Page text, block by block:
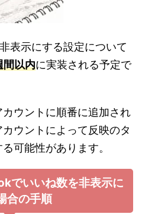
表示にする設定について
間以内に実装される予定で
ウントに順番に追加され
ウントによって反映のタ
可能性があります。
でいいね数を非表示に
合の手順